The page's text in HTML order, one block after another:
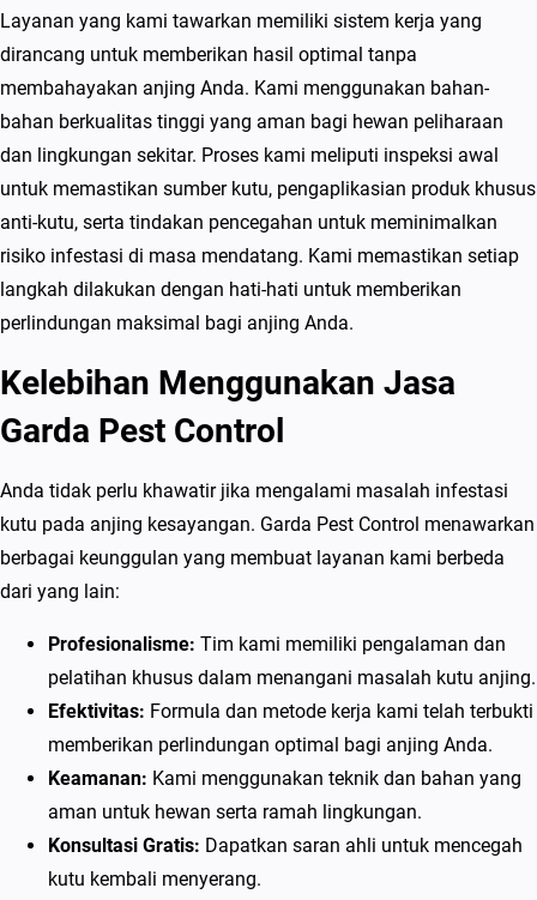
Layanan yang kami tawarkan memiliki sistem kerja yang
dirancang untuk memberikan hasil optimal tanpa
membahayakan anjing Anda. Kami menggunakan bahan-
bahan berkualitas tinggi yang aman bagi hewan peliharaan
dan lingkungan sekitar. Proses kami meliputi inspeksi awal
untuk memastikan sumber kutu, pengaplikasian produk khusus
anti-kutu, serta tindakan pencegahan untuk meminimalkan
risiko infestasi di masa mendatang. Kami memastikan setiap
langkah dilakukan dengan hati-hati untuk memberikan
perlindungan maksimal bagi anjing Anda.
Kelebihan Menggunakan Jasa
Garda Pest Control
Anda tidak perlu khawatir jika mengalami masalah infestasi
kutu pada anjing kesayangan. Garda Pest Control menawarkan
berbagai keunggulan yang membuat layanan kami berbeda
dari yang lain:
Profesionalisme: Tim kami memiliki pengalaman dan
pelatihan khusus dalam menangani masalah kutu anjing.
Efektivitas: Formula dan metode kerja kami telah terbukti
memberikan perlindungan optimal bagi anjing Anda.
Keamanan: Kami menggunakan teknik dan bahan yang
aman untuk hewan serta ramah lingkungan.
Konsultasi Gratis: Dapatkan saran ahli untuk mencegah
kutu kembali menyerang.